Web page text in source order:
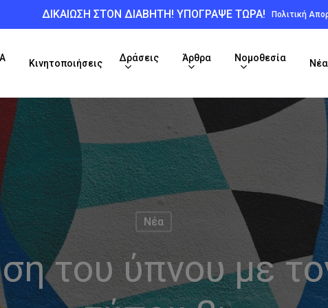
ΔΙΚΑΙΩΣΗ ΣΤΟΝ ΔΙΑΒΗΤΗ! ΥΠΟΓΡΑΨΕ ΤΩΡΑ! Πολιτική
Κινητοποιήσεις
Δράσεις Άρθρα Νομοθεσία
Νέα
Νέα
του ύπνου με